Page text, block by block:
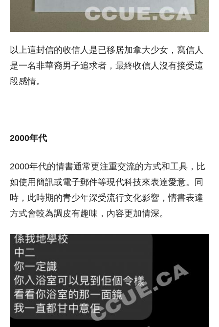
以上這封信的收信人是已移居加拿大少女，寫信人
是一名非華裔男子追求者，最終收信人沒有接受這
段感情。
2000年代
2000年代的情書通常更注重交流的方式和工具，比
如使用簡訊或電子郵件等現代科技來表達愛意。同
時，此時期的青少年深受流行文化影響，情書表達
方式會較為調皮有趣味，內容更加情深。